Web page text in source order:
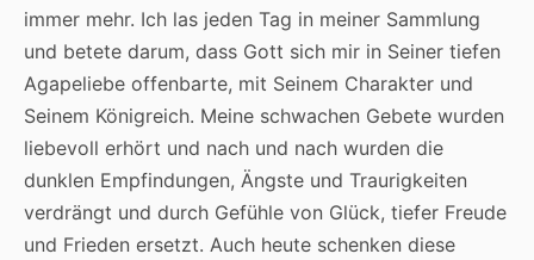
immer mehr. Ich las jeden Tag in meiner Sammlung
und betete darum, dass Gott sich mir in Seiner tiefen
Agapeliebe offenbarte, mit Seinem Charakter und
Seinem Königreich. Meine schwachen Gebete wurden
liebevoll erhört und nach und nach wurden die
dunklen Empfindungen, Ängste und Traurigkeiten
verdrängt und durch Gefühle von Glück, tiefer Freude
und Frieden ersetzt. Auch heute schenken diese